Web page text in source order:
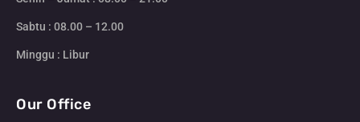
Sabtu : 08.00 – 12.00
Minggu : Libur
Our Office